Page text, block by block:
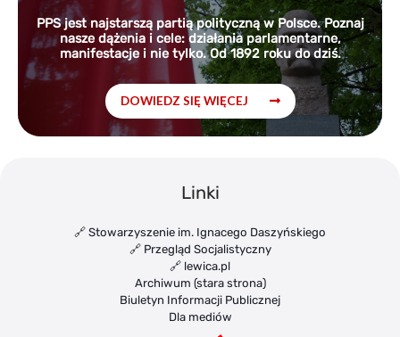
PPS jest najstarszą partią polityczną w Polsce. Poznaj
nasze dążenia i cele: działania parlamentarne,
manifestacje i nie tylko. Od 1892 roku do dziś.
DOWIEDZ SIĘ WIĘCEJ
Linki
🔗 Stowarzyszenie im. Ignacego Daszyńskiego
🔗 Przegląd Socjalistyczny
🔗 lewica.pl
Archiwum (stara strona)
Biuletyn Informacji Publicznej
Dla mediów